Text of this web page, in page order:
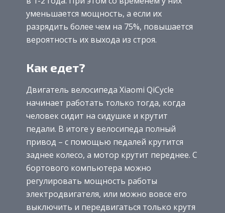
уменьшается мощность, а если их
разрядить более чем на 75%, повышается
вероятность их выхода из строя.
Как едет?
Двигатель велосипеда Xiaomi QiCycle
начинает работать только тогда, когда
человек сидит на сидушке и крутит
педали. В итоге у велосипеда полный
привод – с помощью педалей крутится
заднее колесо, а мотор крутит переднее. С
бортового компьютера можно
регулировать мощность работы
электродвигателя, или можно вовсе его
выключить и передвигаться только крутя